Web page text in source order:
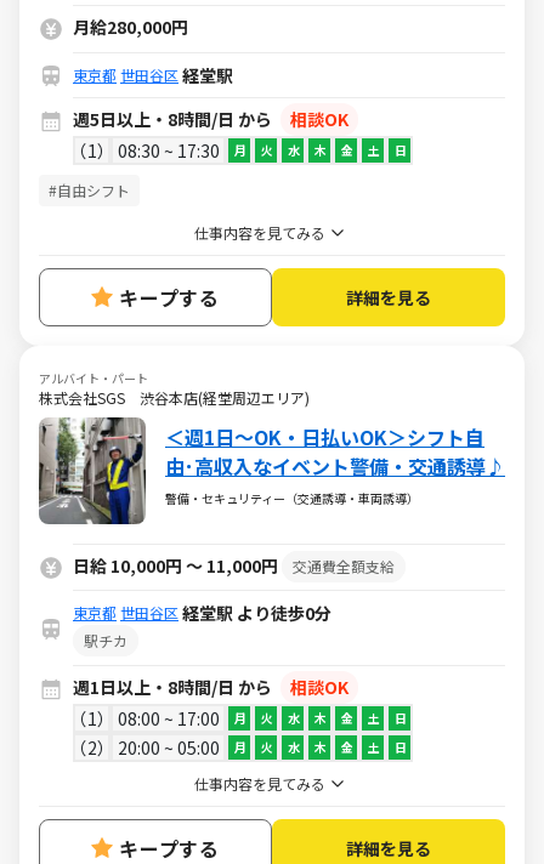
月給280,000円
東京都 世田谷区 経堂駅
週5日以上・8時間/日 から
相談OK
1
08:30 ~ 17:30 月 火 水 木 金 土 日
#自由シフト
仕事内容を見てみる
キープする 詳細を見る
アルバイト・パート
株式会社SGS 渋谷本店(経堂周辺エリア)
＜週1日～OK・日払いOK＞シフト自
由･高収入なイベント警備・交通誘導♪
警備・セキュリティー（交通誘導・車両誘導）
日給 10,000円 ～ 11,000円 交通費全額支給
東京都 世田谷区 経堂駅 より徒歩0分
駅チカ
週1日以上・8時間/日 から
相談OK
1
08:00 ~ 17:00 月 火 水 木 金 土 日
2 20:00 ~ 05:00 月 火 水 木 金 土 日
仕事内容を見てみる
キープする 詳細を見る